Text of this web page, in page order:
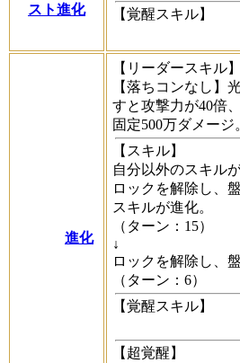
スト進化
【覚醒スキル】
進化
【リーダースキル】
【落ちコンなし】
すと攻撃力が40倍
固定500万ダメージ
【スキル】
自分以外のスキル
ロックを解除し、
スキルが進化。
（ターン：15）
↓
ロックを解除し、
（ターン：6）
【覚醒スキル】
【超覚醒】